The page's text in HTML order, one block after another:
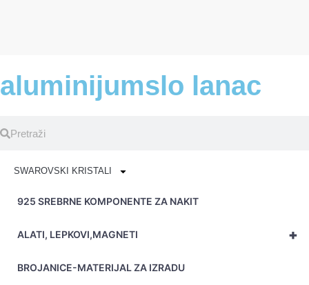
aluminijumslo lanac
SWAROVSKI KRISTALI
925 SREBRNE KOMPONENTE ZA NAKIT
+
ALATI, LEPKOVI,MAGNETI
BROJANICE-MATERIJAL ZA IZRADU